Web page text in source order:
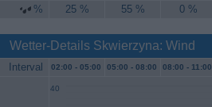
%
25 % 55 % 0 %
Wetter-Details Skwierzyna: Wind
Interval 02:00 - 05:00 05:00 - 08:00 08:00 - 11:00
40